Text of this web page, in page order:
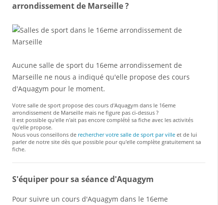
arrondissement de Marseille ?
Aucune salle de sport du 16eme arrondissement de
Marseille ne nous a indiqué qu'elle propose des cours
d'Aquagym pour le moment.
Votre salle de sport propose des cours d'Aquagym dans le 16eme
arrondissement de Marseille mais ne figure pas ci-dessus ?
Il est possible qu'elle n'ait pas encore complété sa fiche avec les activités
qu'elle propose.
Nous vous conseillons de rechercher votre salle de sport par ville et de lui
parler de notre site dès que possible pour qu'elle complète gratuitement sa
fiche.
S'équiper pour sa séance d'Aquagym
Pour suivre un cours d'Aquagym dans le 16eme